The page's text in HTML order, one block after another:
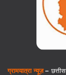
ग्रामयात्रा न्यूज़–